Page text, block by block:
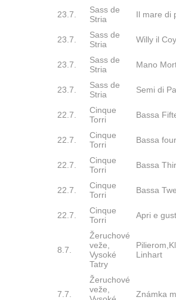
23.7.
Sass de
Stria
Il mare di
23.7.
Sass de
Stria
Willy il
23.7.
Sass de
Stria
Mano
23.7.
Sass de
Stria
Semi di
22.7.
Cinque
Torri
Bassa
22.7.
Cinque
Torri
Bassa
22.7.
Cinque
Torri
Bassa
22.7.
Cinque
Torri
Bassa
22.7.
Cinque
Torri
Apri e
8.7.
Žeruchové
veže,
Vysoké
Tatry
Linhart
7.7.
Žeruchové
veže,
Známka